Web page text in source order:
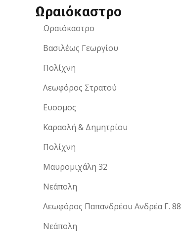
Ωραιόκαστρο
Ωραιόκαστρο
Βασιλέως Γεωργίου
Πολίχνη
Λεωφόρος Στρατού
Ευοσμος
Καραολή & Δημητρίου
Πολίχνη
Μαυρομιχάλη 32
Νεάπολη
Λεωφόρος Παπανδρέου Ανδρέα Γ. 88
Νεάπολη